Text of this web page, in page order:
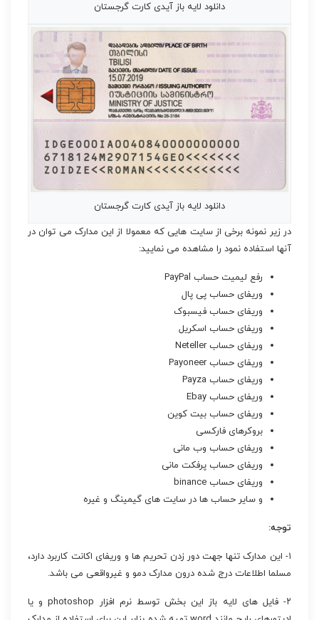
دانلود لایه باز آیدی کارت گرجستان
دانلود لایه باز آیدی کارت گرجستان
در زیر نمونه برخی از سایت هایی که معمولا از این مدارک می توان در
آنها استفاده نمود را مشاهده می نمایید:
رفع لیمیت حساب PayPal
وریفای حساب پی پال
وریفای حساب فیسبوک
وریفای حساب اسکریل
وریفای حساب Neteller
وریفای حساب Payoneer
وریفای حساب Payza
وریفای حساب Ebay
وریفای حساب بیت کوین
بروکرهای فارکسی
وریفای حساب وب مانی
وریفای حساب پرفکت مانی
وریفای حساب binance
و سایر حساب ها در سایت های گیمینگ و غیره
توجه:
۱- این مدارک تنها جهت دور زدن تحریم ها و وریفای اکانت کاربرد دارد،
مسلما اطلاعات درج شده درون مدارک دمو و غیرواقعی می باشد.
۲- فایل های لایه باز این بخش توسط نرم افزار photoshop و یا